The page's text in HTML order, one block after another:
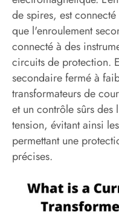
de spires, est
que l'enroulement
connecté à des
circuits de protection.
secondaire fermé à
transformateurs de
et un contrôle sûrs des
tension, évitant ainsi
permettant une
précises.